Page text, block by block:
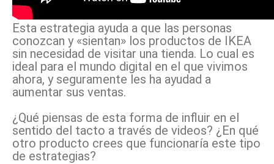
Esta estrategia ayuda a que las personas
conozcan y «sientan» los productos de IKEA
sin necesidad de visitar una tienda. Lo cual es
ideal para el mundo digital en el que vivimos
ahora, y seguramente les ha ayudad a
aumentar sus ventas.
¿Qué piensas de esta forma de influir en el
sentido del tacto a través de videos? ¿En qué
otro producto crees que funcionaría este tipo
de estrategias?